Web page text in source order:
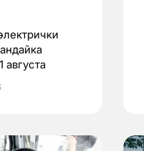
августа